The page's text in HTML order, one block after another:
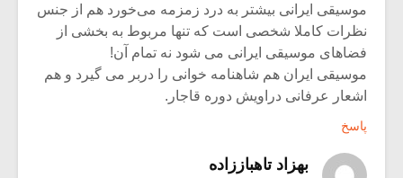
موسیقی ایرانی بیشتر به درد زمزمه می‌خورد هم از جنس
نظرات کاملا شخصی است که تنها مربوط به بخشی از
فضاهای موسیقی ایرانی می شود نه تمام آن!
موسیقی ایران هم شاهنامه خوانی را دربر می گیرد و هم
اشعار عرفانی دراویش دوره قاجار.
پاسخ
بهزاد تاهباززاده